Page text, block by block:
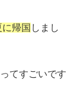
帰国 しまし
てすごいです